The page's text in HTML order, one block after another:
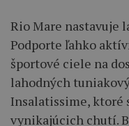
Rio Mare nastavuje
Podporte ľahko
športové ciele na
lahodných
Insalatissime, ktoré
vynikajúcich chutí.